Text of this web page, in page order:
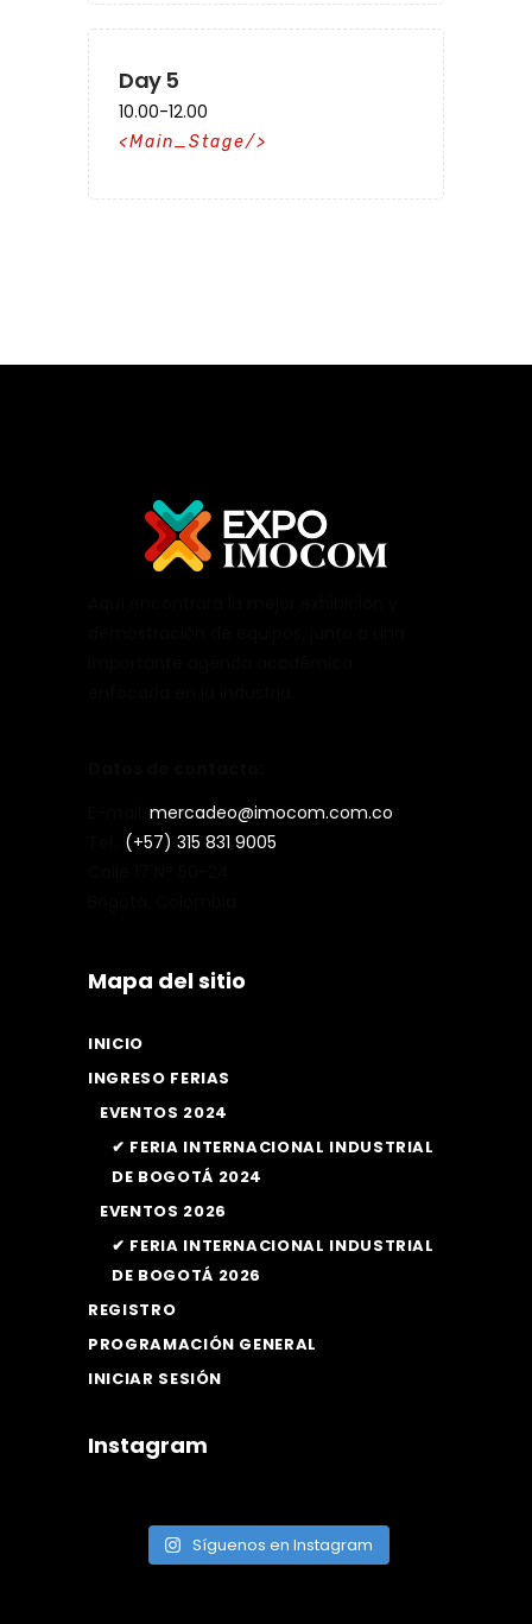
Day 5
10.00-12.00
Main_Stage
mercadeo@imocom.com.co
(+57) 315 831 9005
Mapa del sitio
INICIO
INGRESO FERIAS
EVENTOS 2024
✔ FERIA INTERNACIONAL INDUSTRIAL
DE BOGOTÁ 2024
EVENTOS 2026
✔ FERIA INTERNACIONAL INDUSTRIAL
DE BOGOTÁ 2026
REGISTRO
PROGRAMACIÓN GENERAL
INICIAR SESIÓN
Instagram
Síguenos en Instagram